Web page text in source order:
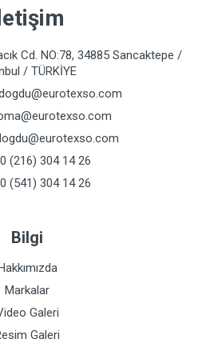
Cd. NO:78, 34885 Sancaktepe /
/ TÜRKİYE
(216) 304 14 26
(541) 304 14 26
Bilgi
Markalar
Galeri
Galeri